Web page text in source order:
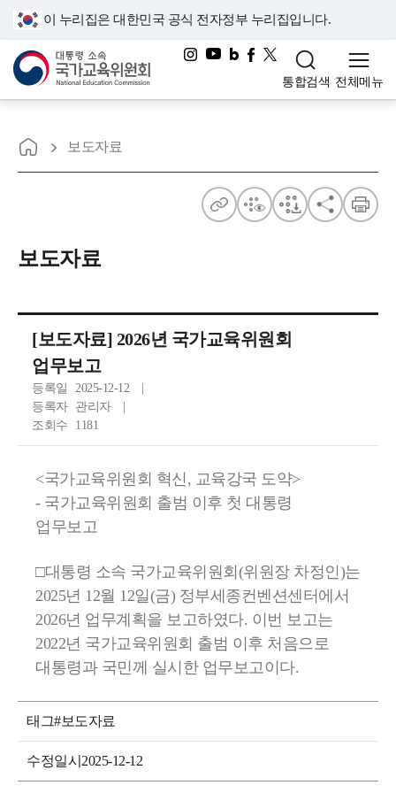
이 누리집은 대한민국 공식 전자정부 누리집입니다.
대통령소속 국가교육위원회
통합검색 전체메뉴
최
지
사
항
을
위
회
의
다
양
한
소
식
으로
보도자료
주
점
기
점
운
공
인
보도자료
[보도자료] 2026년 국가교육위원회
업무보고
등록일
2025-12-12
등록자
관리자
조회수
1181
<국가교육위원회 혁신, 교육강국 도약>
- 국가교육위원회 출범 이후 첫 대통령
업무보고
□대통령 소속 국가교육위원회(위원장 차정인)는
2025년 12월 12일(금) 정부세종컨벤션센터에서
2026년 업무계획을 보고하였다. 이번 보고는
2022년 국가교육위원회 출범 이후 처음으로
대통령과 국민께 실시한 업무보고이다.
태그#보도자료
수정일시 2025-12-12